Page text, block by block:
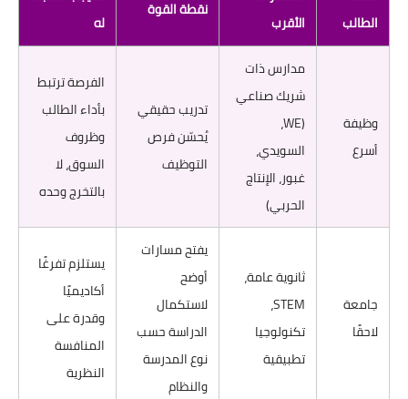
الطالب
الأقرب
نقطة القوة
له
وظيفة
أسرع
مدارس ذات
شريك صناعي
(WE،
السويدي،
غبور، الإنتاج
الحربي)
تدريب حقيقي
يُحسّن فرص
التوظيف
الفرصة ترتبط
بأداء الطالب
وظروف
السوق، لا
بالتخرج وحده
جامعة
لاحقًا
ثانوية عامة،
STEM،
تكنولوجيا
تطبيقية
يفتح مسارات
أوضح
لاستكمال
الدراسة حسب
نوع المدرسة
والنظام
يستلزم تفرغًا
أكاديميًا
وقدرة على
المنافسة
النظرية